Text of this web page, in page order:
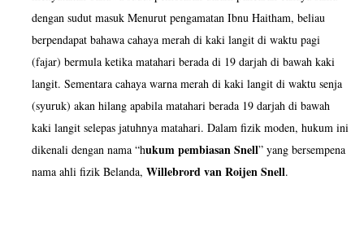
dengan sudut masuk Menurut pengamatan Ibnu Haitham, beliau
berpendapat bahawa cahaya merah di kaki langit di waktu pagi
(fajar) bermula ketika matahari berada di 19 darjah di bawah kaki
langit. Sementara cahaya warna merah di kaki langit di waktu senja
(syuruk) akan hilang apabila matahari berada 19 darjah di bawah
kaki langit selepas jatuhnya matahari. Dalam fizik moden, hukum ini
dikenali dengan nama “hukum pembiasan Snell” yang bersempena
nama ahli fizik Belanda, Willebrord van Roijen Snell.